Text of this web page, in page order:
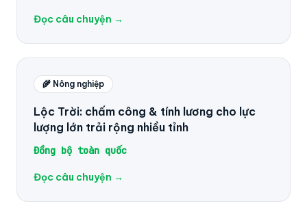
Đọc câu chuyện →
🌾 Nông nghiệp
Lộc Trời: chấm công & tính lương cho lực
lượng lớn trải rộng nhiều tỉnh
Đồng bộ toàn quốc
Đọc câu chuyện →